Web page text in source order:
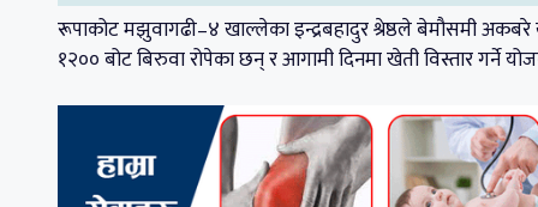
रूपाकोट मझुवागढी–४ खाल्लेका इन्द्रबहादुर श्रेष्ठले बेमौसमी
१२०० बोट बिरुवा रोपेका छन् र आगामी दिनमा खेती विस्तार गर्ने